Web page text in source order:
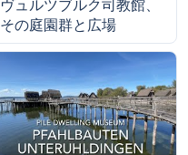
ヴュルツブルク司教館、
その庭園群と広場